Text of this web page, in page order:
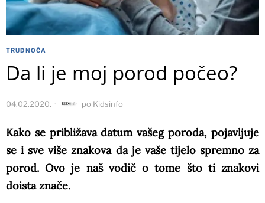
TRUDNOĆA
Da li je moj porod počeo?
04.02.2020. po Kidsinfo
Kako se približava datum vašeg poroda, pojavljuje
se i sve više znakova da je vaše tijelo spremno za
porod. Ovo je naš vodič o tome što ti znakovi
doista znače.